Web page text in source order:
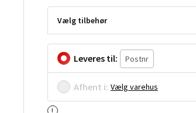
Vælg tilbehør
Leveres til:
Afhent i: Vælg varehus